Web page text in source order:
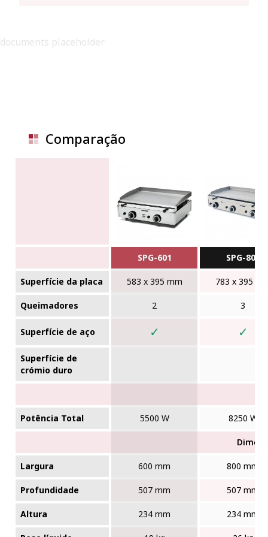
documents placeholder
Comparação
SPG-601 SPG-801
Superfície da placa 583 x 395 mm 783 x 395
Queimadores 2 3
Superfície de aço ✓ ✓
Superfície de
crómio duro
Potência Total 5500 W 8250 W
Largura 600 mm 800 mm
Profundidade 507 mm 507 mm
Altura 234 mm 234 mm